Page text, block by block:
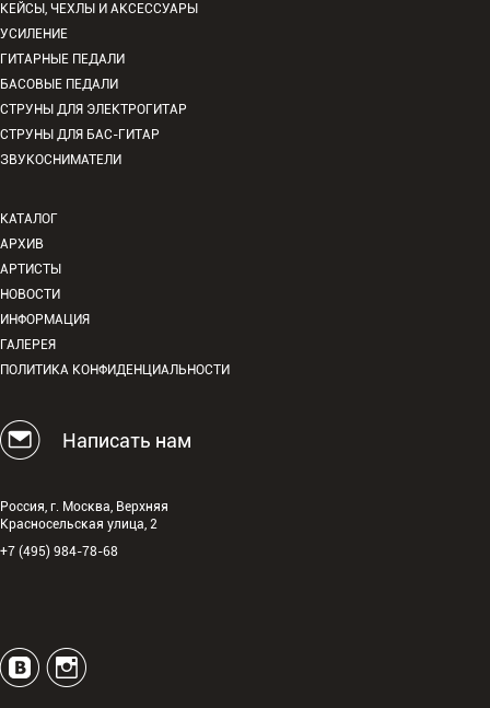
КЕЙСЫ, ЧЕХЛЫ И АКСЕССУАРЫ
УСИЛЕНИЕ
ГИТАРНЫЕ ПЕДАЛИ
БАСОВЫЕ ПЕДАЛИ
СТРУНЫ ДЛЯ ЭЛЕКТРОГИТАР
СТРУНЫ ДЛЯ БАС-ГИТАР
ЗВУКОСНИМАТЕЛИ
КАТАЛОГ
АРХИВ
АРТИСТЫ
НОВОСТИ
ИНФОРМАЦИЯ
ГАЛЕРЕЯ
ПОЛИТИКА КОНФИДЕНЦИАЛЬНОСТИ
Написать нам
Россия, г. Москва, Верхняя
Красносельская улица, 2
+7 (495) 984-78-68